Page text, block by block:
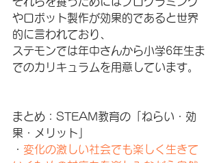
やロボット製作が効果的であると世界
的に言われており、
ステモンでは年中さんから小学6年生ま
でのカリキュラムを用意しています。
まとめ：STEAM教育の「ねらい・効
果・メリット」
・ 変化の激しい社会でも楽しく生きて